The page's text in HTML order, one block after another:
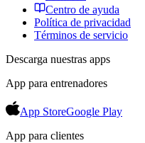
Centro de ayuda
Política de privacidad
Términos de servicio
Descarga nuestras apps
App para entrenadores
App StoreGoogle Play
App para clientes